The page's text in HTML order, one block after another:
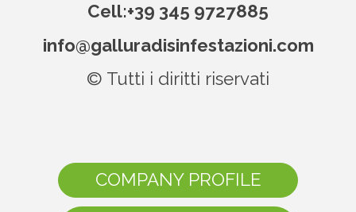
Cell:+39 345 9727885
info@galluradisinfestazioni.com
© Tutti i diritti riservati
COMPANY PROFILE